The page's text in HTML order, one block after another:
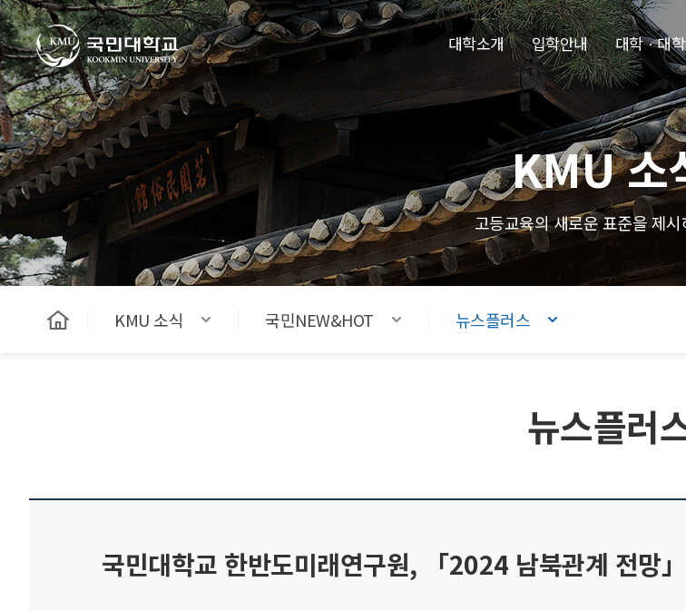
주메뉴 바로가기
본문내용 바로가기
푸터 바로가기
국민대학교
대학소개 입학안내 대학ㆍ대
KMU 소
고등교육의 새로운 표준을 제
KMU 소식 국민NEW&HOT 뉴스플러스
뉴스플러
국민대학교 한반도미래연구원, 「2024 남북관계 전망